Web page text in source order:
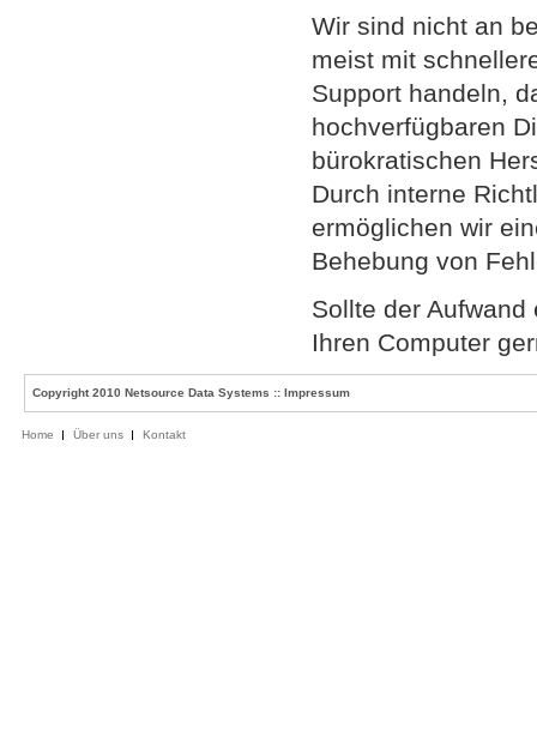
Wir sind nicht an
meist mit
Support handeln,
hochverfügbaren
bürokratischen
Durch interne
ermöglichen wir
Behebung von
Sollte der
Ihren Computer
Copyright 2010 Netsource Data Systems :: Impressum
Home Über uns Kontakt